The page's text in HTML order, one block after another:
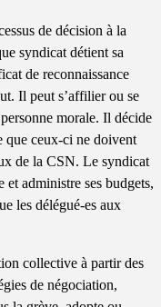
de décision à la
syndicat détient sa
de reconnaissance
Il peut s’affilier ou se
morale. Il décide
que ceux-ci ne doivent
de la CSN. Le syndicat
administre ses budgets,
les délégué-es aux
collective à partir des
de négociation,